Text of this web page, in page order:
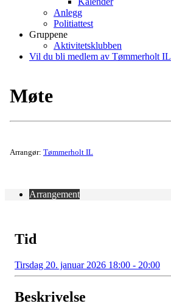
Anlegg
Politiattest
Gruppene
Aktivitetsklubben
Vil du bli medlem av Tømmerholt IL
Møte
Arrangør: Tømmerholt IL
Arrangement
Tid
Tirsdag 20. januar 2026 18:00 - 20:00
Beskrivelse